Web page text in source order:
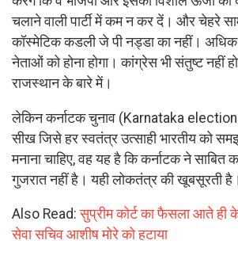
चलाने वाली पार्टी में कम न कर दें। और चेहरे
कॉस्मेटिक कडली जे पी नड्डा का नहीं। अधिक
नेताओं को होना होगा। कांग्रेस भी संतुष्ट नहीं
राजस्थान के बारे में।
लेकिन कर्नाटक चुनाव (Karnataka
सीख जिसे हर स्वतंत्र उत्साही भारतीय को
मनाना चाहिए, वह यह है कि कर्नाटक ने साबित
गुजरात नहीं है। यही लोकतंत्र की खूबसूरती है।
Also Read:सुप्रीम कोर्ट का फैसला आते ही
सेवा सचिव आशीष मोरे को हटाया